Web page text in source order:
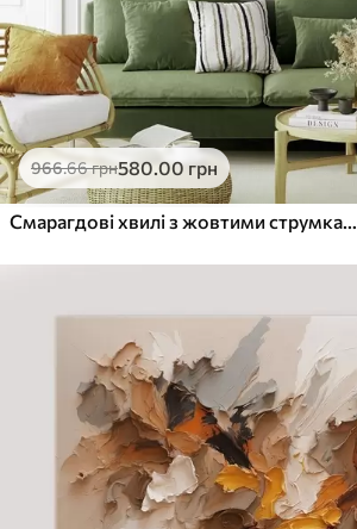
966.66грн580.00грн
Смарагдові хвилі з жовтими струмками